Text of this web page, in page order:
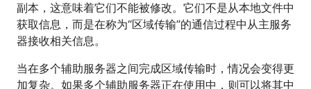
副本，这意味着它们不能被修改。它们不是从本地文件中
获取信息，而是在称为“区域传输”的通信过程中从主服务
器接收相关信息。
当在多个辅助服务器之间完成区域传输时，情况会变得更
加复杂。如果多个辅助服务器正在使用中，则可以将其中